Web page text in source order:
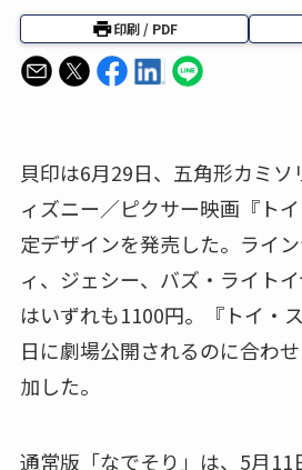
印刷 / PDF
貝印は6月29日、五角形カミ
ィズニー／ピクサー映画『ト
定デザインを発売した。ライ
ィ、ジェシー、バズ・ライト
はいずれも1100円。『トイ・
日に劇場公開されるのに合わ
加した。
通常版「なでそり」は、5月11